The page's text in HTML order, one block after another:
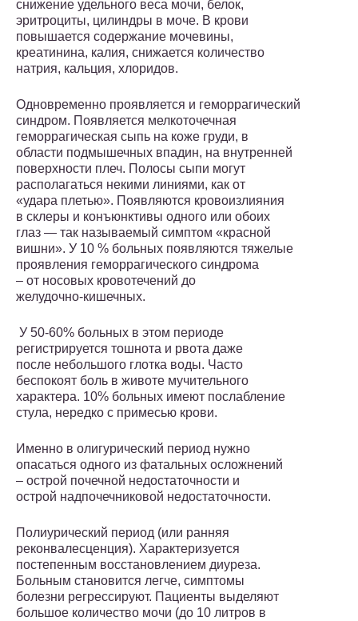
снижение удельного веса мочи, белок,
эритроциты, цилиндры в моче. В крови
повышается содержание мочевины,
креатинина, калия, снижается количество
натрия, кальция, хлоридов.
Одновременно проявляется и геморрагический
синдром. Появляется мелкоточечная
геморрагическая сыпь на коже груди, в
области подмышечных впадин, на внутренней
поверхности плеч. Полосы сыпи могут
располагаться некими линиями, как от
«удара плетью». Появляются кровоизлияния
в склеры и конъюнктивы одного или обоих
глаз — так называемый симптом «красной
вишни». У 10 % больных появляются тяжелые
проявления геморрагического синдрома
– от носовых кровотечений до
желудочно-кишечных.
У 50-60% больных в этом периоде
регистрируется тошнота и рвота даже
после небольшого глотка воды. Часто
беспокоят боль в животе мучительного
характера. 10% больных имеют послабление
стула, нередко с примесью крови.
Именно в олигурический период нужно
опасаться одного из фатальных осложнений
– острой почечной недостаточности и
острой надпочечниковой недостаточности.
Полиурический период (или ранняя
реконвалесценция). Характеризуется
постепенным восстановлением диуреза.
Больным становится легче, симптомы
болезни регрессируют. Пациенты выделяют
большое количество мочи (до 10 литров в